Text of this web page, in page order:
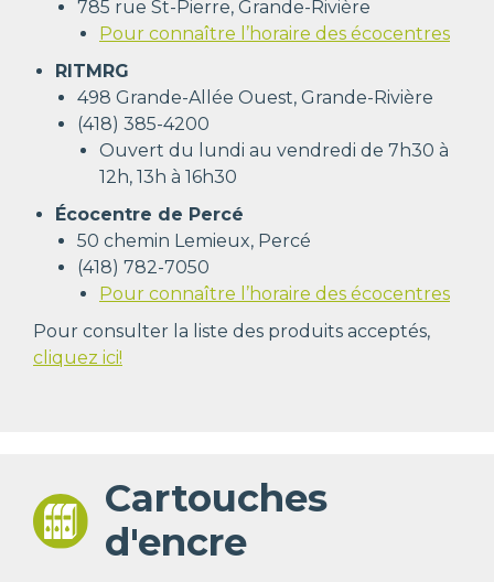
785 rue St-Pierre, Grande-Rivière
Pour connaître l’horaire des écocentres
RITMRG
498 Grande-Allée Ouest, Grande-Rivière
(418) 385-4200
Ouvert du lundi au vendredi de 7h30 à
12h, 13h à 16h30
Écocentre de Percé
50 chemin Lemieux, Percé
(418) 782-7050
Pour connaître l’horaire des écocentres
Pour consulter la liste des produits acceptés,
cliquez ici!
Cartouches
d'encre